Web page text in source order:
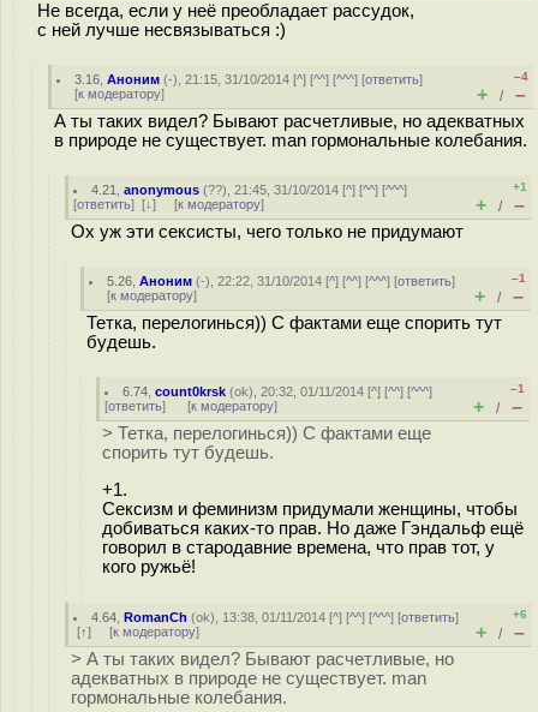
Не всегда, если у неё преобладает рассудок,
с ней лучше несвязываться :)
3.16 ,Аноним (-), 21:15, 31/10/2014 [^] [^^] [^^^] [ответить]
[к модератору]
–4
+ / –
А ты таких видел? Бывают расчетливые, но адекватных
в природе не существует. man гормональные колебания.
4.21 ,anonymous (??), 21:45, 31/10/2014 [^] [^^] [^^^]
[ответить] [↓] [к модератору]
+1
+ / –
Ох уж эти сексисты, чего только не придумают
5.26 ,Аноним (-), 22:22, 31/10/2014 [^] [^^] [^^^] [ответить]
[к модератору]
–1
+ / –
Тетка, перелогинься)) С фактами еще спорить тут
будешь.
6.74 ,count0krsk (ok), 20:32, 01/11/2014 [^] [^^] [^^^]
[ответить] [к модератору]
–1
+ / –
> Тетка, перелогинься)) С фактами еще
спорить тут будешь.
+1.
Сексизм и феминизм придумали женщины, чтобы
добиваться каких-то прав. Но даже Гэндальф ещё
говорил в стародавние времена, что прав тот, у
кого ружьё!
4.64 ,RomanCh (ok), 13:38, 01/11/2014 [^] [^^] [^^^] [ответить]
[↑] [к модератору]
+6
+ / –
> А ты таких видел? Бывают расчетливые, но
адекватных в природе не существует. man
гормональные колебания.